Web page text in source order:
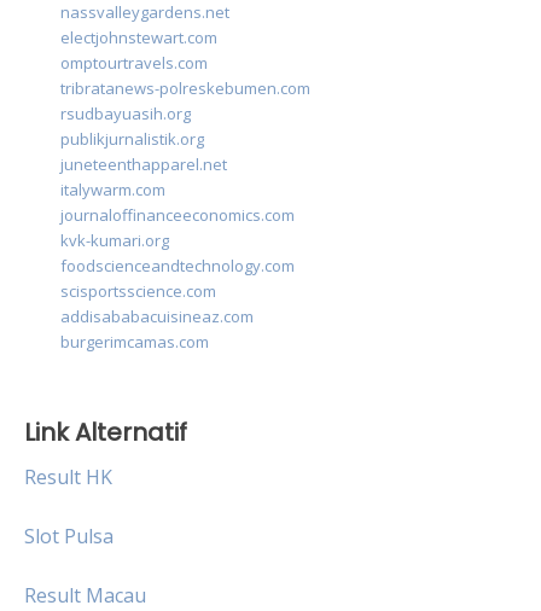
nassvalleygardens.net
electjohnstewart.com
omptourtravels.com
tribratanews-polreskebumen.com
rsudbayuasih.org
publikjurnalistik.org
juneteenthapparel.net
italywarm.com
journaloffinanceeconomics.com
kvk-kumari.org
foodscienceandtechnology.com
scisportsscience.com
addisababacuisineaz.com
burgerimcamas.com
Link Alternatif
Result HK
Slot Pulsa
Result Macau